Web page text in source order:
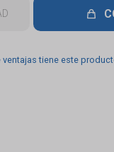
ventajas tiene este